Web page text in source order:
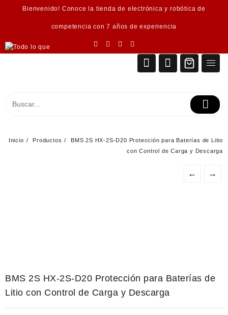
Bienvenido! Conoce la tienda de electrónica y robótica de
competencia con 7 años de experiencia
Inicio Productos
BMS 2S HX-2S-D20 Protección para Baterías de Litio
con Control de Carga y Descarga
← →
BMS 2S HX-2S-D20 Protección para Baterías de
Litio con Control de Carga y Descarga